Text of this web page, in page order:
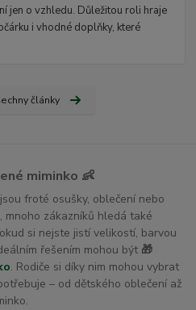
jen o vzhledu. Důležitou roli hraje
i vhodné doplňky, které
články
miminko 👶
froté osušky, oblečení nebo
mnoho zákazníků hledá také
si nejste jistí velikostí, barvou
řešením mohou být 🎁
. Rodiče si díky nim mohou vybrat
– od dětského oblečení až